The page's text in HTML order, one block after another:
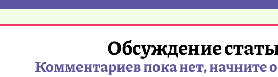
Обсуждение
Комментариев пока нет, начните